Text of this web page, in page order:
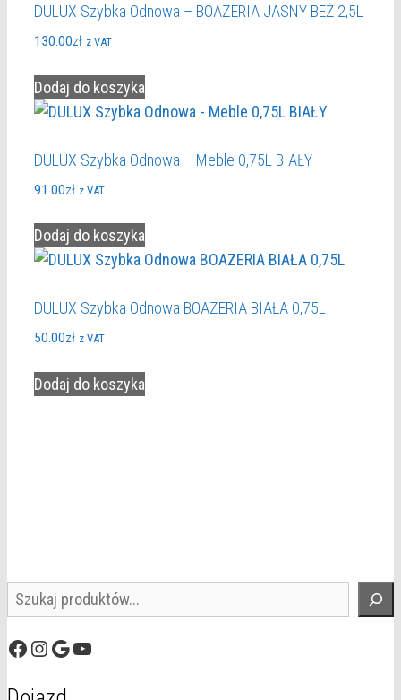
DULUX Szybka Odnowa – BOAZERIA JASNY BEŻ 2,5L
130.00zł z VAT
Dodaj do koszyka
DULUX Szybka Odnowa – Meble 0,75L BIAŁY
91.00zł z VAT
Dodaj do koszyka
DULUX Szybka Odnowa BOAZERIA BIAŁA 0,75L
50.00zł z VAT
Dodaj do koszyka
Szukaj
Facebook
Instagram
GoogleYouTube